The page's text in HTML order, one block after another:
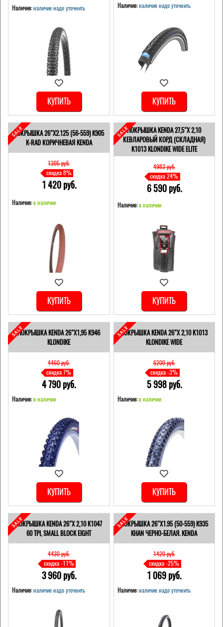
Наличие:наличие надо уточнить
КУПИТЬ
Наличие: наличие надо уточнить
КУПИТЬ
ПОКРЫШКА 26"Х2.125 (56-559) K905
K-RAD КОРИЧНЕВАЯ KENDA
1305 pуб.
скидка 8%
1 420 pуб.
Наличие:в наличии
КУПИТЬ
ПОКРЫШКА KENDA 27,5"Х 2,10
КЕВЛАРОВЫЙ КОРД (СКЛАДНАЯ)
K1013 KLONDIKE WIDE ELITE
4983 pуб.
скидка 24%
6 590 pуб.
Наличие: в наличии
КУПИТЬ
ПОКРЫШКА KENDA 26"Х1,95 K946
KLONDIKE
4460 pуб.
скидка 7%
4 790 pуб.
Наличие:в наличии
КУПИТЬ
ПОКРЫШКА KENDA 26"Х 2,10 K1013
KLONDIKE WIDE
6200 pуб.
скидка -3%
5 998 pуб.
Наличие: в наличии
КУПИТЬ
ПОКРЫШКА KENDA 26"Х 2,10 K1047
60 TPI, SMALL BLOCK EIGHT
4430 pуб.
скидка -11%
3 960 pуб.
Наличие:наличие надо уточнить
ПОКРЫШКА 26"Х1.95 (50-559) K935
KHAN ЧЕРНО-БЕЛАЯ. KENDA
1420 pуб.
скидка -25%
1 069 pуб.
Наличие: наличие надо уточнить